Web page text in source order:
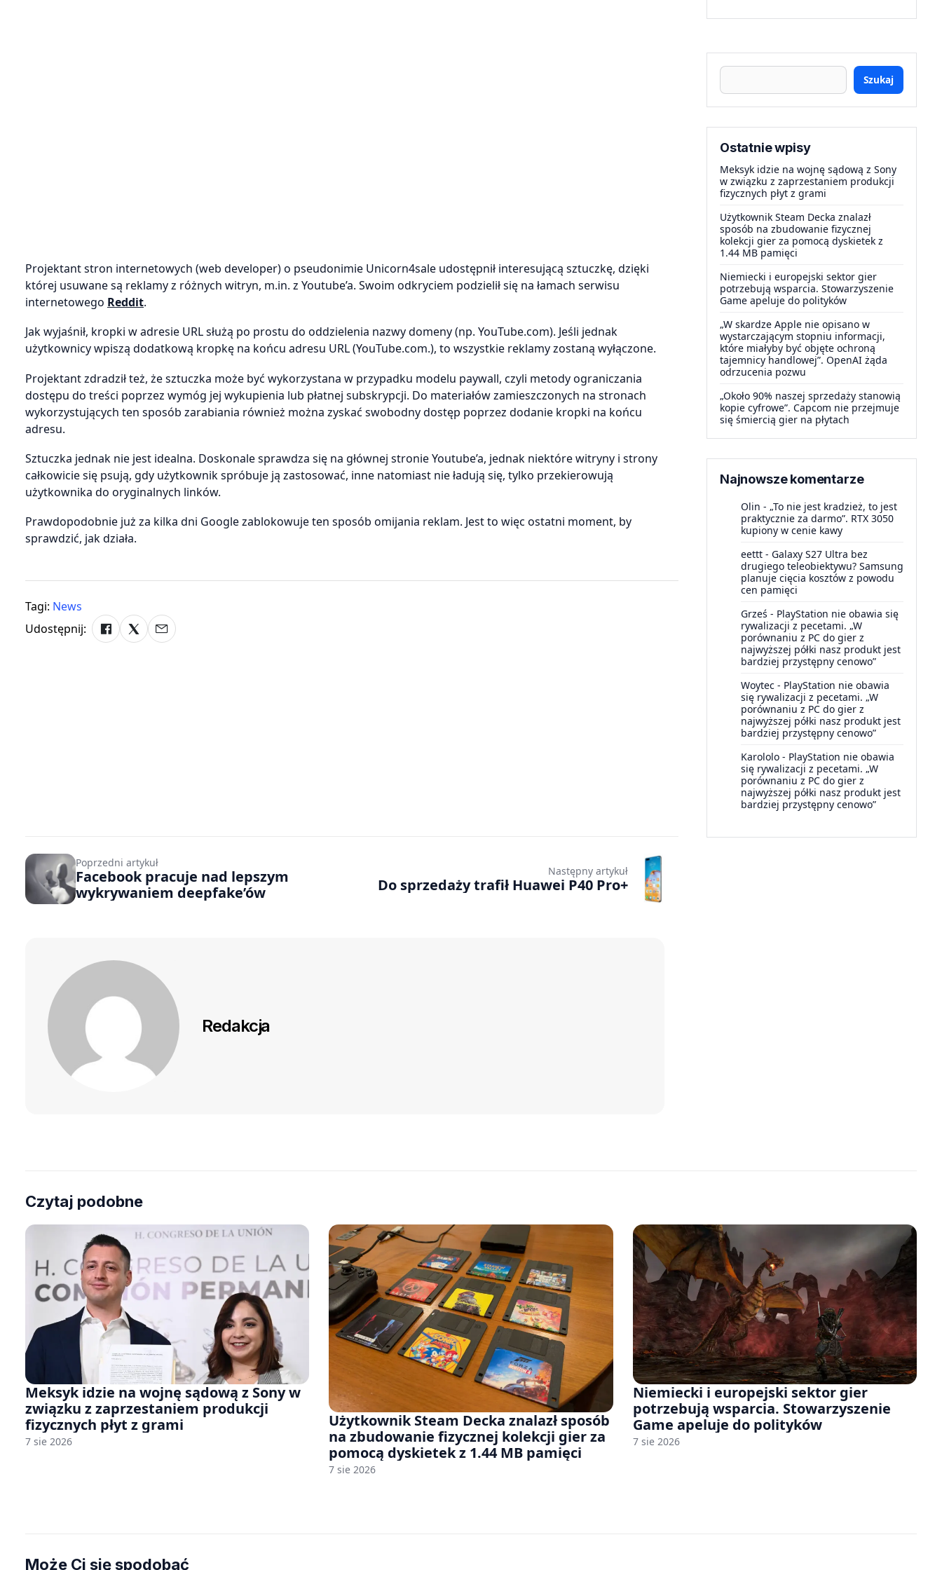
Projektant stron internetowych (web developer) o pseudonimie Unicorn4sale udostępnił interesującą sztuczkę, dzięki
której usuwane są reklamy z różnych witryn, m.in. z Youtube’a. Swoim odkryciem podzielił się na łamach serwisu
internetowego Reddit.
Jak wyjaśnił, kropki w adresie URL służą po prostu do oddzielenia nazwy domeny (np. YouTube.com). Jeśli jednak
użytkownicy wpiszą dodatkową kropkę na końcu adresu URL (YouTube.com.), to wszystkie reklamy zostaną wyłączone.
Projektant zdradził też, że sztuczka może być wykorzystana w przypadku modelu paywall, czyli metody ograniczania
dostępu do treści poprzez wymóg jej wykupienia lub płatnej subskrypcji. Do materiałów zamieszczonych na stronach
wykorzystujących ten sposób zarabiania również można zyskać swobodny dostęp poprzez dodanie kropki na końcu
adresu.
Sztuczka jednak nie jest idealna. Doskonale sprawdza się na głównej stronie Youtube’a, jednak niektóre witryny i strony
całkowicie się psują, gdy użytkownik spróbuje ją zastosować, inne natomiast nie ładują się, tylko przekierowują
użytkownika do oryginalnych linków.
Prawdopodobnie już za kilka dni Google zablokowuje ten sposób omijania reklam. Jest to więc ostatni moment, by
sprawdzić, jak działa.
Tagi: News
Udostępnij:
Szukaj
Ostatnie wpisy
Meksyk idzie na wojnę sądową z Sony
w związku z zaprzestaniem produkcji
fizycznych płyt z grami
Użytkownik Steam Decka znalazł
sposób na zbudowanie fizycznej
kolekcji gier za pomocą dyskietek z
1.44 MB pamięci
Niemiecki i europejski sektor gier
potrzebują wsparcia. Stowarzyszenie
Game apeluje do polityków
„W skardze Apple nie opisano w
wystarczającym stopniu informacji,
które miałyby być objęte ochroną
tajemnicy handlowej”. OpenAI żąda
odrzucenia pozwu
„Około 90% naszej sprzedaży stanowią
kopie cyfrowe”. Capcom nie przejmuje
się śmiercią gier na płytach
Najnowsze komentarze
Olin - „To nie jest kradzież, to jest
praktycznie za darmo”. RTX 3050
kupiony w cenie kawy
eettt - Galaxy S27 Ultra bez
drugiego teleobiektywu? Samsung
planuje cięcia kosztów z powodu
cen pamięci
Grześ - PlayStation nie obawia się
rywalizacji z pecetami. „W
porównaniu z PC do gier z
najwyższej półki nasz produkt jest
bardziej przystępny cenowo”
Woytec - PlayStation nie obawia
się rywalizacji z pecetami. „W
porównaniu z PC do gier z
najwyższej półki nasz produkt jest
bardziej przystępny cenowo”
Karololo - PlayStation nie obawia
się rywalizacji z pecetami. „W
porównaniu z PC do gier z
najwyższej półki nasz produkt jest
bardziej przystępny cenowo”
Poprzedni artykuł
Facebook pracuje nad lepszym
wykrywaniem deepfake’ów
Następny artykuł
Do sprzedaży trafił Huawei P40 Pro+
Redakcja
Czytaj podobne
Meksyk idzie na wojnę sądową z Sony w
związku z zaprzestaniem produkcji
fizycznych płyt z grami
7 sie 2026
Użytkownik Steam Decka znalazł sposób
na zbudowanie fizycznej kolekcji gier za
pomocą dyskietek z 1.44 MB pamięci
7 sie 2026
Niemiecki i europejski sektor gier
potrzebują wsparcia. Stowarzyszenie
Game apeluje do polityków
7 sie 2026
Może Ci się spodobać